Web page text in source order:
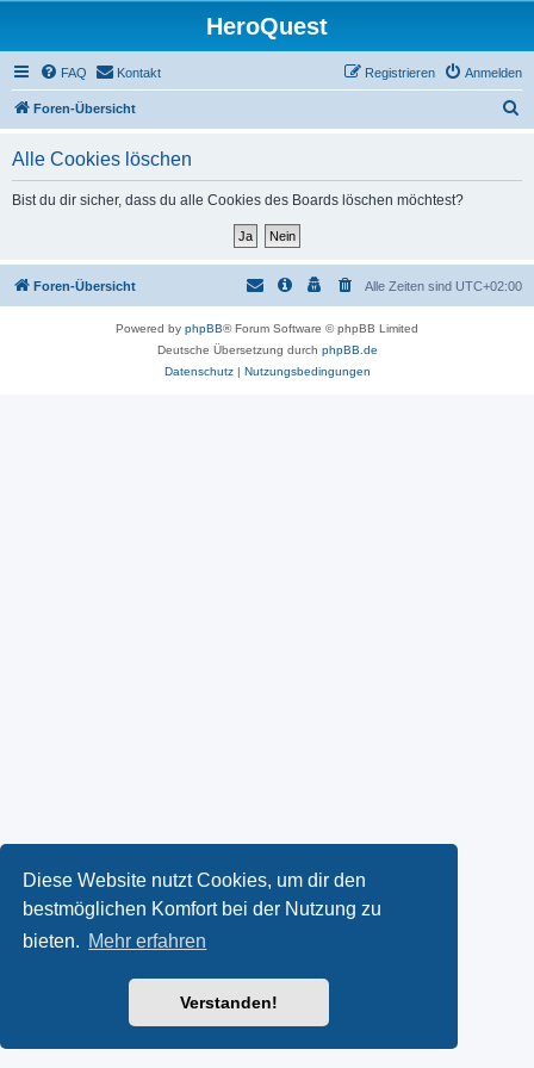
Diese Website nutzt Cookies, um dir den
bestmöglichen Komfort bei der Nutzung zu
bieten. Mehr erfahren
Verstanden!
HeroQuest
FAQ Kontakt Anmelden
Registrieren
Foren-Übersicht
Alle Cookies löschen
Bist du dir sicher, dass du alle Cookies des Boards löschen möchtest?
Foren-Übersicht Alle Zeiten sind UTC+02:00
Powered by phpBB® Forum Software © phpBB Limited
Deutsche Übersetzung durch phpBB.de
Datenschutz| Nutzungsbedingungen